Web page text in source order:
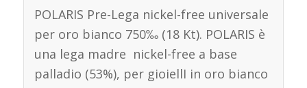
POLARIS Pre-Lega nickel-free universale
per oro bianco 750‰ (18 Kt). POLARIS è
una lega madre nickel-free a base
palladio (53%), per gioiellI in oro bianco